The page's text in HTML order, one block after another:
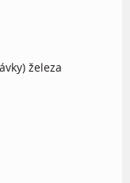
ávky) železa